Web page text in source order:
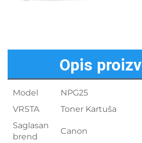
Opis
Model
NPG25
VRSTA
Toner Kartuša
Saglasan
brend
Canon